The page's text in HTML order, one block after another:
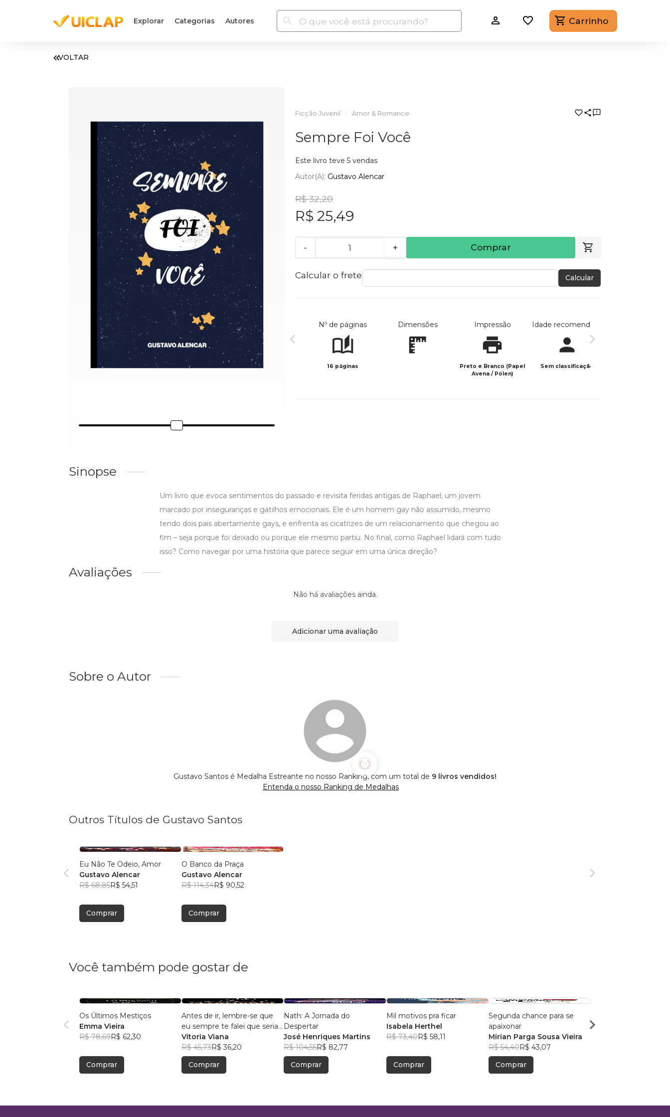
Explorar Categorias Autores Carrinho
VOLTAR
Ficção Juvenil Amor & Romance
Sempre Foi Você
Este livro teve 5 vendas
Autor(a): Gustavo Alencar
R$ 32,20
R$ 25,49
- + Comprar
Calcular o frete Calcular
Nº de páginas
16 páginas
Dimensões Impressão
Preto e Branco (Papel
Avena / Pólen)
Idade recomendada
Sem classificação
Sinopse
Um livro que evoca sentimentos do passado e revisita feridas antigas de Raphael, um jovem
marcado por inseguranças e gatilhos emocionais. Ele é um homem gay não assumido, mesmo
tendo dois pais abertamente gays, e enfrenta as cicatrizes de um relacionamento que chegou ao
fim – seja porque foi deixado ou porque ele mesmo partiu. No final, como Raphael lidará com tudo
isso? Como navegar por uma história que parece seguir em uma única direção?
Avaliações
Não há avaliações ainda.
Adicionar uma avaliação
Sobre o Autor
Gustavo Santos é Medalha Estreante no nosso Ranking, com um total de 9 livros vendidos!
Entenda o nosso Ranking de Medalhas
Outros Títulos de Gustavo Santos
Eu Não Te Odeio, Amor
Gustavo Alencar
R$ 68,85R$ 54,51
Comprar
O Banco da Praça
Gustavo Alencar
R$ 114,34R$ 90,52
Comprar
Você também pode gostar de
Os Últimos Mestiços
Emma Vieira
R$ 78,69R$ 62,30
Comprar
Antes de ir, lembre-se que
eu sempre te falei que seria
amor
Vitoria Viana
R$ 45,73R$ 36,20
Comprar
Nath: A Jornada do
Despertar
José Henriques Martins
R$ 104,55R$ 82,77
Comprar
Mil motivos pra ficar
Isabela Herthel
R$ 73,40R$ 58,11
Comprar
Segunda chance para se
apaixonar
Mirian Parga Sousa Vieira
R$ 54,40R$ 43,07
Comprar
Giovanna P. Ribeiro